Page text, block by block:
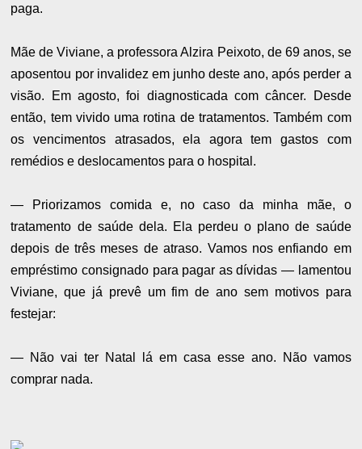
paga.
Mãe de Viviane, a professora Alzira Peixoto, de 69 anos, se
aposentou por invalidez em junho deste ano, após perder a
visão. Em agosto, foi diagnosticada com câncer. Desde
então, tem vivido uma rotina de tratamentos. Também com
os vencimentos atrasados, ela agora tem gastos com
remédios e deslocamentos para o hospital.
— Priorizamos comida e, no caso da minha mãe, o
tratamento de saúde dela. Ela perdeu o plano de saúde
depois de três meses de atraso. Vamos nos enfiando em
empréstimo consignado para pagar as dívidas — lamentou
Viviane, que já prevê um fim de ano sem motivos para
festejar:
— Não vai ter Natal lá em casa esse ano. Não vamos
comprar nada.